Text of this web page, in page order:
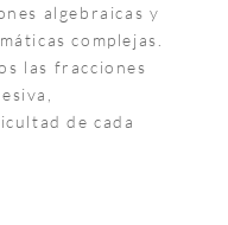
algebraicas y
complejas.
las fracciones
de cada